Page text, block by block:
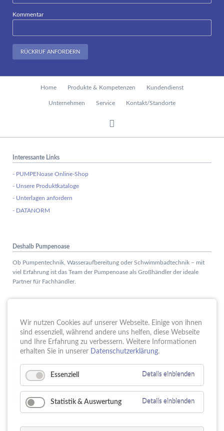
Kommentar
RÜCKRUF ANFORDERN
Home Produkte & Kompetenzen Kundendienst
Unternehmen Service Kontakt/Standorte
Interessante Links
- PUMPENoase Online-Shop
- Unsere Produktkataloge
- Unterlagen anfordern
- DATANORM
Deshalb Pumpenoase
Ob Pumpentechnik, Wasseraufbereitung oder Schwimmbadtechnik – mit
viel Erfahrung ist das Team der Pumpenoase als Großhändler der ideale
Partner für Fachhändler.
15. Schule trifft Wirtschaft bei der PUMPENoase!
18. Vortrag IT-Sicherheit
16 Jahre PUMPENoase
23.
Wir nutzen Cookies auf unserer Webseite. Einige von ihnen
sind essenziell, während andere uns helfen, diese Webseite
und Ihre Erfahrung zu verbessern. Weitere Informationen
erhalten Sie in unserer Datenschutzerklärung.
Essenziell Details einblenden
Statistik & Auswertung Details einblenden